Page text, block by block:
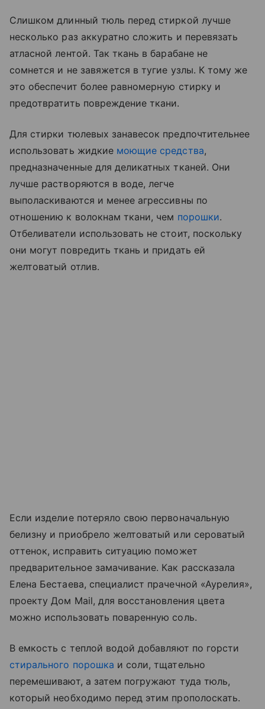
Слишком длинный тюль перед стиркой лучше
несколько раз аккуратно сложить и перевязать
атласной лентой. Так ткань в барабане не
сомнется и не завяжется в тугие узлы. К тому же
это обеспечит более равномерную стирку и
предотвратить повреждение ткани.
Для стирки тюлевых занавесок предпочтительнее
использовать жидкие моющие средства,
предназначенные для деликатных тканей. Они
лучше растворяются в воде, легче
выполаскиваются и менее агрессивны по
отношению к волокнам ткани, чем порошки.
Отбеливатели использовать не стоит, поскольку
они могут повредить ткань и придать ей
желтоватый отлив.
Если изделие потеряло свою первоначальную
белизну и приобрело желтоватый или сероватый
оттенок, исправить ситуацию поможет
предварительное замачивание. Как рассказала
Елена Бестаева, специалист прачечной «Аурелия»,
проекту Дом Mail, для восстановления цвета
можно использовать поваренную соль.
В емкость с теплой водой добавляют по горсти
стирального порошка и соли, тщательно
перемешивают, а затем погружают туда тюль,
который необходимо перед этим прополоскать.